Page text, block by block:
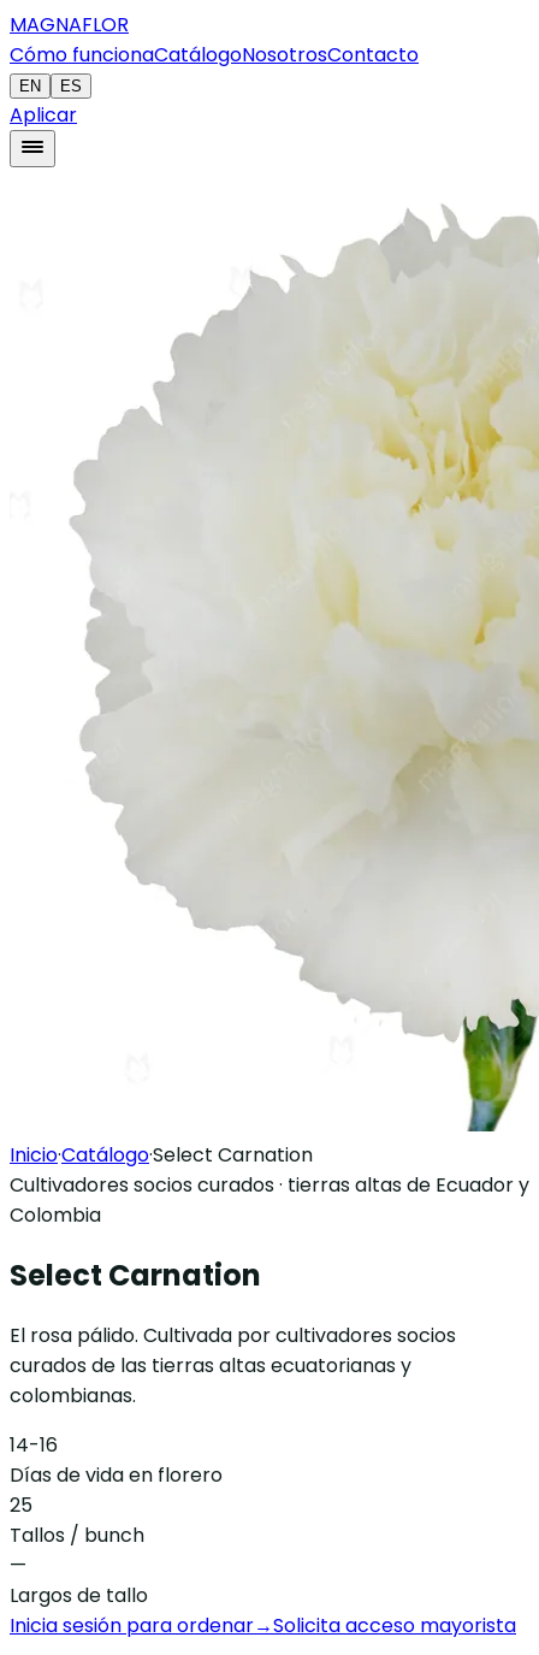
MAGNAFLOR
Cómo funcionaCatálogoNosotrosContacto
EN ES
Aplicar
Inicio·Catálogo·Select Carnation
Cultivadores socios curados · tierras altas de Ecuador y
Colombia
Select Carnation
El rosa pálido. Cultivada por cultivadores socios
curados de las tierras altas ecuatorianas y
colombianas.
14-16
Días de vida en florero
25
Tallos / bunch
—
Largos de tallo
Inicia sesión para ordenar→Solicita acceso mayorista